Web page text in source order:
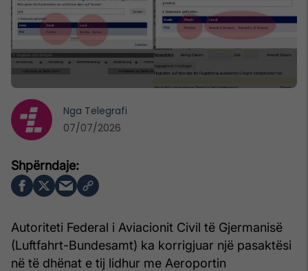
Autoriteti Federal i Aviacionit Civil të Gjermanisë
(Luftfahrt-Bundesamt) ka korrigjuar një pasaktësi
në të dhënat e tij lidhur me Aeroportin
Nga Telegrafi
07/07/2026